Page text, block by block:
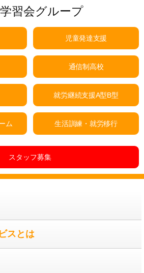
習会グループ
児童発達支援
通信制高校
就労継続支援A型B型
ム 生活訓練・就労移行
スタッフ募集
スとは